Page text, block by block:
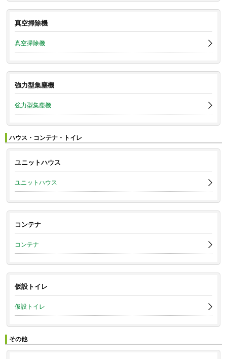
真空掃除機
真空掃除機
強力型集塵機
強力型集塵機
ハウス・コンテナ・トイレ
ユニットハウス
ユニットハウス
コンテナ
コンテナ
仮設トイレ
仮設トイレ
その他